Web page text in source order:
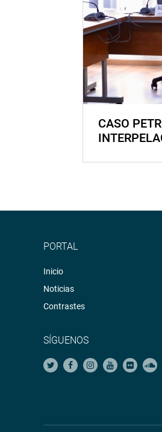
CASO
PORTAL
Inicio
Noticias
Contrastes
SÍGUENOS